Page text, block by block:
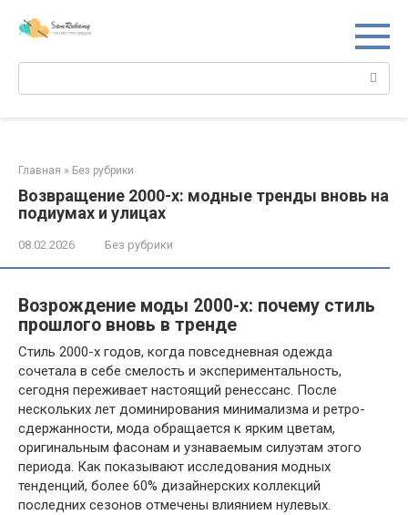
Главная » Без рубрики
Возвращение 2000-х: модные тренды вновь на
подиумах и улицах
08.02.2026 Без рубрики
Возрождение моды 2000-х: почему стиль
прошлого вновь в тренде
Стиль 2000-х годов, когда повседневная одежда
сочетала в себе смелость и экспериментальность,
сегодня переживает настоящий ренессанс. После
нескольких лет доминирования минимализма и ретро-
сдержанности, мода обращается к ярким цветам,
оригинальным фасонам и узнаваемым силуэтам этого
периода. Как показывают исследования модных
тенденций, более 60% дизайнерских коллекций
последних сезонов отмечены влиянием нулевых.